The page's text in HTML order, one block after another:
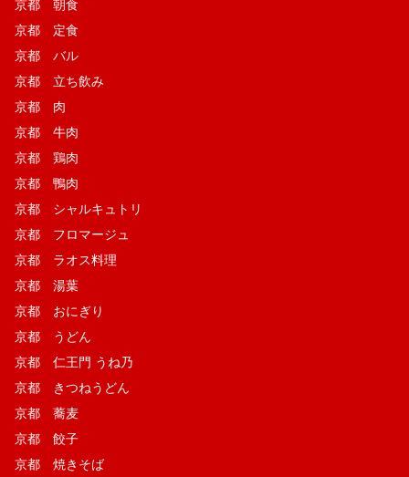
京都 朝食
京都 定食
京都 バル
京都 立ち飲み
京都 肉
京都 牛肉
京都 鶏肉
京都 鴨肉
京都 シャルキュトリ
京都 フロマージュ
京都 ラオス料理
京都 湯葉
京都 おにぎり
京都 うどん
京都 仁王門 うね乃
京都 きつねうどん
京都 蕎麦
京都 餃子
京都 焼きそば